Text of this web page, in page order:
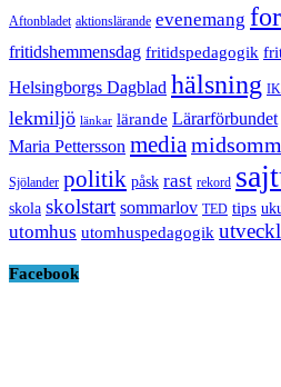
Aftonbladet aktionslärande evenemang
fritidshemmensdag fritidspedagogik
Helsingborgs Dagblad hälsning
lekmiljö länkar lärande Lärarförbundet
Maria Pettersson media
Sjölander politik påsk rast rekord
skola skolstart sommarlov TED tips
utomhus utomhuspedagogik
Facebook